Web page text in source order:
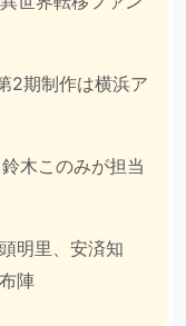
2期制作は横浜ア
木このみが担当
明里、安済知
陣